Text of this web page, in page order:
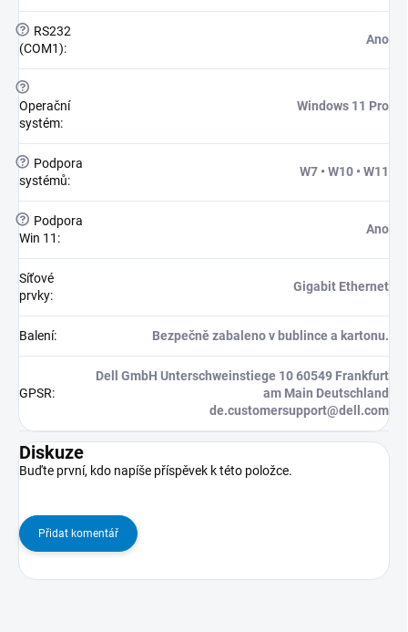
?
RS232
(COM1):
Ano
?
Operační
systém:
Windows 11 Pro
?
Podpora
systémů:
W7 • W10 • W11
?
Podpora
Win 11 :
Ano
Síťové
prvky:
Gigabit Ethernet
Balení: Bezpečně zabaleno v bublince a kartonu.
GPSR:
Dell GmbH Unterschweinstiege 10 60549 Frankfurt
am Main Deutschland
de.customersupport@dell.com
Diskuze
Buďte první, kdo napíše příspěvek k této položce.
Přidat komentář